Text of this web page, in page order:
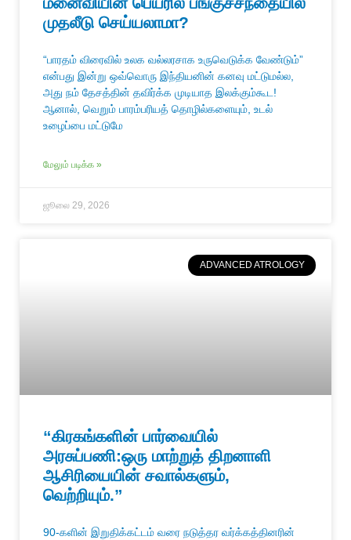
முதலீடு செய்யலாமா?
“பாரதம் விரைவில் உலக வல்லரசாக உருவெடுக்க வேண்டும்”
என்பது இன்று ஒவ்வொரு இந்தியனின் கனவு மட்டுமல்ல,
அது நம் தேசத்தின் தவிர்க்க முடியாத இலக்கும்கூட!
ஆனால், வெறும் பாரம்பரியத் தொழில்களையும், உடல்
உழைப்பை மட்டுமே
மேலும் படிக்க »
ஜூலை 29, 2026
ADVANCED ATROLOGY
“கிரகங்களின் பார்வையில்
அரசுப்பணி:ஒரு மாற்றுத் திறனாளி
ஆசிரியையின் சவால்களும்,
வெற்றியும்.”
90-களின் இறுதிக்கட்டம் வரை நடுத்தர வர்க்கத்தினரின்